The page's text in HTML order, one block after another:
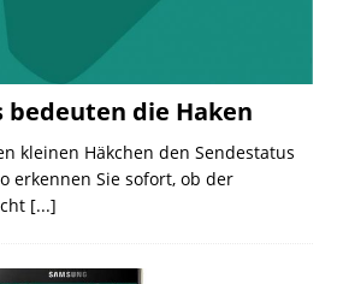
bedeuten die Haken
kleinen Häkchen den Sendestatus
erkennen Sie sofort, ob der
[...]